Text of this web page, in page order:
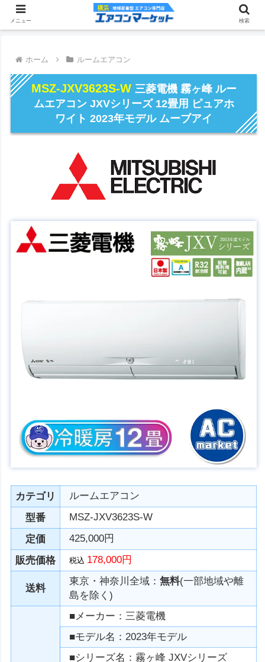
ホーム ルームエアコン
MSZ-JXV3623S-W 三菱電機 霧ヶ峰 ルー
ムエアコン JXVシリーズ 12畳用 ピュアホ
ワイト 2023年モデル ムーブアイ
カテゴリ
ルームエアコン
型番
MSZ-JXV3623S-W
定価
425,000円
販売価格
税込 178,000円
送料
東京・神奈川全域：無料(一部地域や離
島を除く)
■メーカー：三菱電機
■モデル名：2023年モデル
■シリーズ名：霧ヶ峰 JXVシリーズ
メニュー 検索